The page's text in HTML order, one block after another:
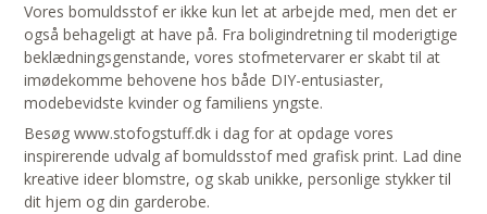
Vores bomuldsstof er ikke kun let at arbejde med, men det er
også behageligt at have på. Fra boligindretning til moderigtige
beklædningsgenstande, vores stofmetervarer er skabt til at
imødekomme behovene hos både DIY-entusiaster,
modebevidste kvinder og familiens yngste.
Besøg www.stofogstuff.dk i dag for at opdage vores
inspirerende udvalg af bomuldsstof med grafisk print. Lad dine
kreative ideer blomstre, og skab unikke, personlige stykker til
dit hjem og din garderobe.